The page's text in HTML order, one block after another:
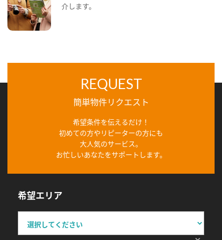
介します。
REQUEST
簡単物件リクエスト
希望条件を伝えるだけ！
初めての方やリピーターの方にも
大人気のサービス。
お忙しいあなたをサポートします。
希望エリア